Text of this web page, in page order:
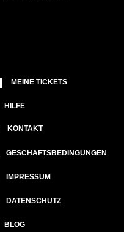
MEINE TICKETS
HILFE
KONTAKT
GESCHÄFTSBEDINGUNGEN
IMPRESSUM
DATENSCHUTZ